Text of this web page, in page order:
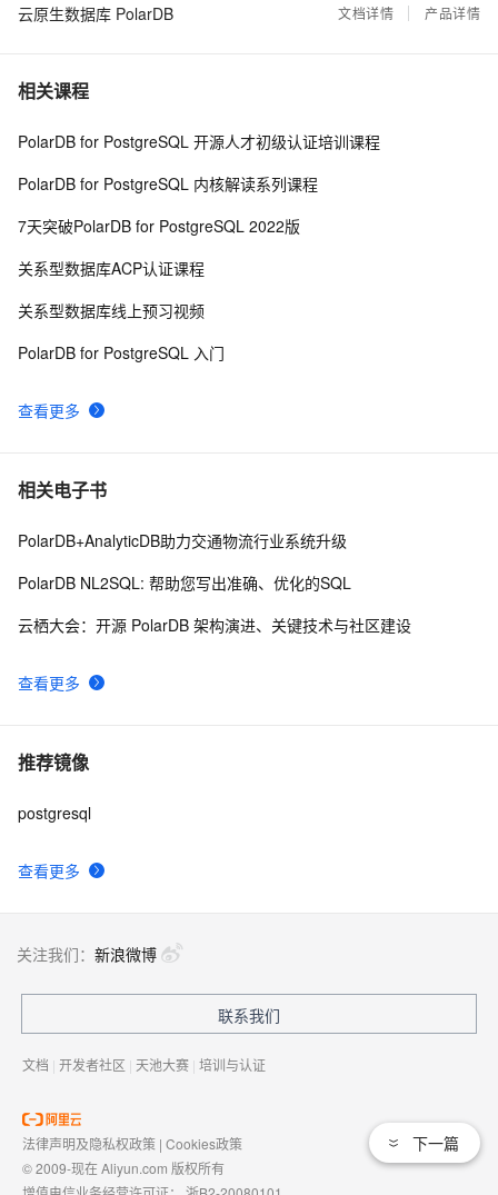
8 TiDB、OceanBase、PolarDB-X、CockroachDB二级索
18
9
PolarDB-X冷热数据归档（1）
10沉浸式学习PostgreSQL|PolarDB 13: 博客、网站按标签
云原生数据库 PolarDB 文档详情 产品详情
相关课程
查看更多
PolarDB for PostgreSQL 开源人才初级认证培训课程
PolarDB for PostgreSQL 内核解读系列课程
7天突破PolarDB for PostgreSQL 2022版
关系型数据库ACP认证课程
关系型数据库线上预习视频
PolarDB for PostgreSQL 入门
相关电子书
查看更多
PolarDB+AnalyticDB助力交通物流行业系统升级
PolarDB NL2SQL: 帮助您写出准确、优化的SQL
云栖大会：开源 PolarDB 架构演进、关键技术与社区建设
推荐镜像
查看更多
postgresql
下一篇
关注我们： 新浪微博
联系我们
文档 | 开发者社区 | 天池大赛 | 培训与认证
法律声明及隐私权政策 | Cookies政策
© 2009-现在 Aliyun.com 版权所有